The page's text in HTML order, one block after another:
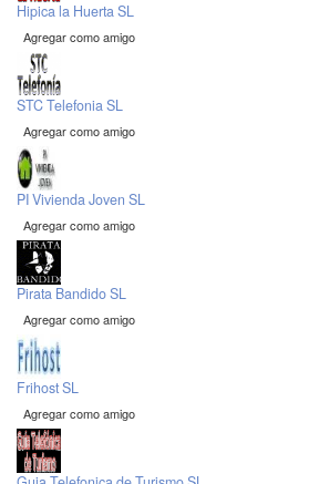
Hipica la Huerta SL
Agregar como amigo
STC Telefonia SL
Agregar como amigo
PI Vivienda Joven SL
Agregar como amigo
Pirata Bandido SL
Agregar como amigo
Frihost SL
Agregar como amigo